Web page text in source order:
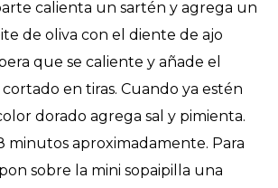
calienta un sartén y agrega un
de oliva con el diente de ajo
que se caliente y añade el
en tiras. Cuando ya estén
dorado agrega sal y pimienta.
minutos aproximadamente. Para
sobre la mini sopaipilla una